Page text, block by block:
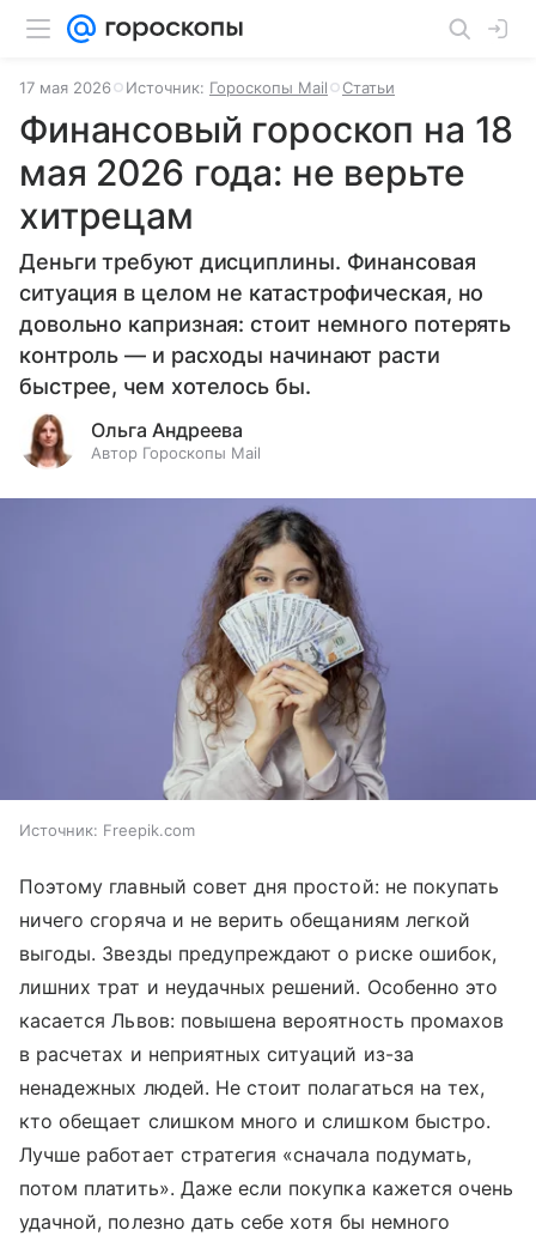
17 мая 2026 Источник: Гороскопы Mail Статьи
Финансовый гороскоп на 18
мая 2026 года: не верьте
хитрецам
Деньги требуют дисциплины. Финансовая
ситуация в целом не катастрофическая, но
довольно капризная: стоит немного потерять
контроль — и расходы начинают расти
быстрее, чем хотелось бы.
Ольга Андреева
Автор Гороскопы Mail
Источник: Freepik.com
Поэтому главный совет дня простой: не покупать
ничего сгоряча и не верить обещаниям легкой
выгоды. Звезды предупреждают о риске ошибок,
лишних трат и неудачных решений. Особенно это
касается Львов: повышена вероятность промахов
в расчетах и неприятных ситуаций из-за
ненадежных людей. Не стоит полагаться на тех,
кто обещает слишком много и слишком быстро.
Лучше работает стратегия «сначала подумать,
потом платить». Даже если покупка кажется очень
удачной, полезно дать себе хотя бы немного